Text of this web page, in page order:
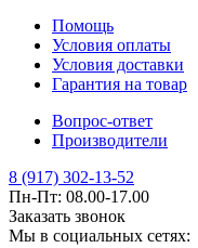
Помощь
Условия оплаты
Условия доставки
Гарантия на товар
Вопрос-ответ
Производители
8 (917) 302-13-52
Пн-Пт: 08.00-17.00
Заказать звонок
Мы в социальных сетях: